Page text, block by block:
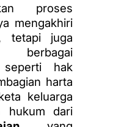
proses
mengakhiri
tetapi juga
berbagai
seperti hak
harta
keluarga
hukum dari